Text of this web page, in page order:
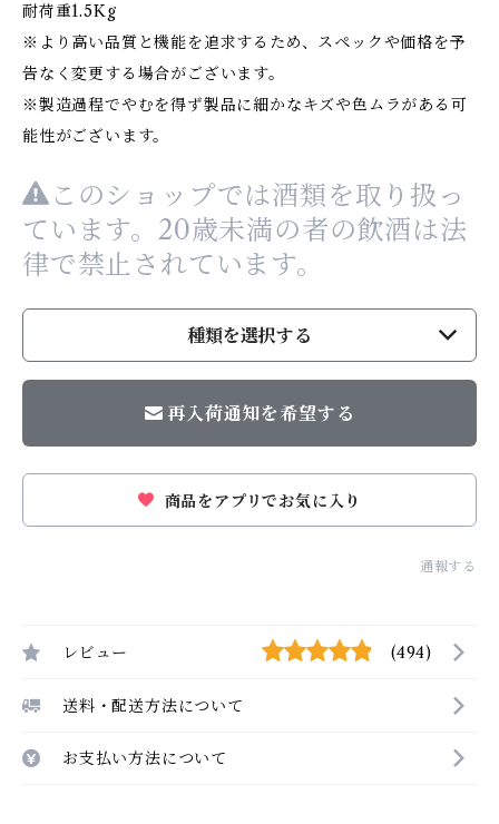
耐荷重1.5Kg
※より高い品質と機能を追求するため、スペックや価格を予
告なく変更する場合がございます。
※製造過程でやむを得ず製品に細かなキズや色ムラがある可
能性がございます。
このショップでは酒類を取り扱っ
ています。20歳未満の者の飲酒は法
律で禁止されています。
種類を選択する
再入荷通知を希望する
商品をアプリでお気に入り
通報する
レビュー (494)
送料・配送方法について
お支払い方法について